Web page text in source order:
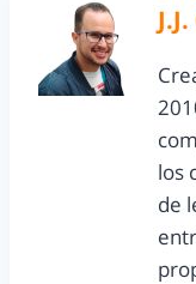
los
de